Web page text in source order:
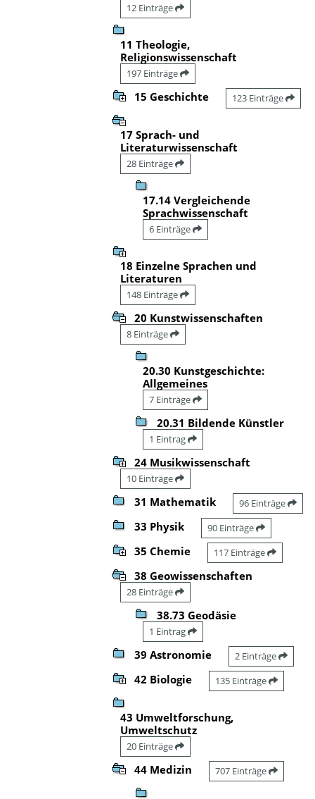
12 Einträge
11 Theologie,
Religionswissenschaft
197 Einträge
15 Geschichte 123 Einträge
17 Sprach- und
Literaturwissenschaft
28 Einträge
17.14 Vergleichende
Sprachwissenschaft
6 Einträge
18 Einzelne Sprachen und
Literaturen
148 Einträge
20 Kunstwissenschaften
8 Einträge
20.30 Kunstgeschichte:
Allgemeines
7 Einträge
20.31 Bildende Künstler
1 Eintrag
24 Musikwissenschaft
10 Einträge
31 Mathematik 96 Einträge
33 Physik 90 Einträge
35 Chemie 117 Einträge
38 Geowissenschaften
28 Einträge
38.73 Geodäsie
1 Eintrag
39 Astronomie 2 Einträge
42 Biologie 135 Einträge
43 Umweltforschung,
Umweltschutz
20 Einträge
44 Medizin 707 Einträge